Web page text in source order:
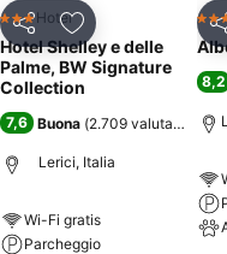
600 m dal porto di Lerici,
altri punti di interesse
CondividiAggiungi ai
3 StelleHotel
Hotel Shelley e delle
Palme, BW Signature
Collection
7,6 Buona (2.709 valutazioni)
Lerici, Italia
Wi-Fi gratis
Parcheggio
3
8,2